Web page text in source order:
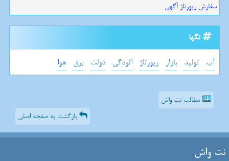
سفارش رپورتاژ آگهی
تگها
آب تولید بازار رپورتاژ آلودگی دولت برق هوا
مطالب نت واش
بازگشت به صفحه اصلی
نت واش